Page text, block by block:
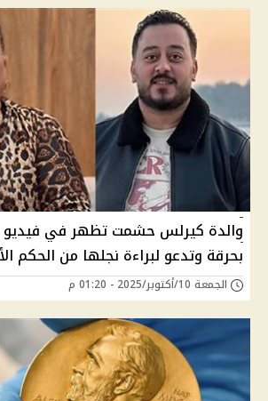
والدة كيرلس حشمت تظهر في
بحرقة وتدعو لبراءة نجلها من الحكم
الجمعة 10/أكتوبر/2025 - 01:20 م